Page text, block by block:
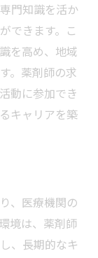
門知識を活か
できます。こ
を高め、地域
。薬剤師の求
動に参加でき
キャリアを築
、医療機関の
境は、薬剤師
、長期的なキ